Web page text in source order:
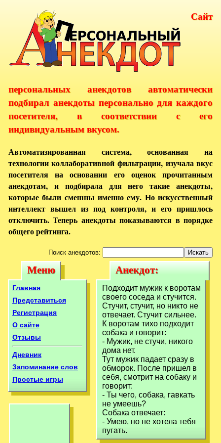
Сайт
персональных анекдотов автоматически
подбирал анекдоты персонально для каждого
посетителя, в соответствии с его
индивидуальным вкусом.
Автоматизированная система, основанная на
технологии коллаборативной фильтрации, изучала вкус
посетителя на основании его оценок прочитанным
анекдотам, и подбирала для него такие анекдоты,
которые были смешны именно ему. Но искусственный
интеллект вышел из под контроля, и его пришлось
отключить. Теперь анекдоты показываются в порядке
общего рейтинга.
Поиск анекдотов:
Меню
Меню
Главная
Представиться
Регистрация
О сайте
Отзывы
Дневник
Запоминание слов
Простые игры
Анекдот:
Подходит мужик
к воротам своего
соседа
Анекдот:
Подходит мужик к
воротам своего
соседа
Подходит мужик к воротам
своего соседа и стучится.
Стучит, стучит, но никто не
отвечает. Стучит сильнее.
К воротам тихо подходит
собака и говорит:
- Мужик, не стучи, никого
дома нет.
Тут мужик падает сразу в
обморок. После пришел в
себя, смотрит на собаку и
говорит:
- Ты чего, собака, гавкать
не умеешь?
Собака отвечает:
- Умею, но не хотела тебя
пугать.